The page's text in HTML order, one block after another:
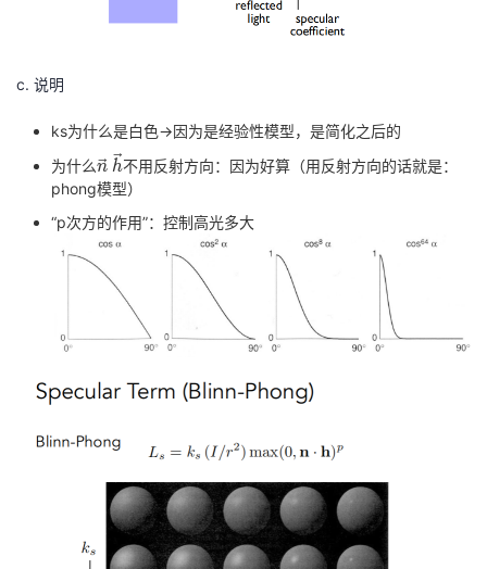
c. 说明
ks为什么是白色→因为是经验性模型，是简化之后的
为什么\vec
n
n \vec
h
h不用反射方向：因为好算（用反射方向的话就是：
phong模型）
“p次方的作用”：控制高光多大